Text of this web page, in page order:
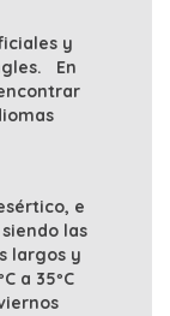
y
En
e
las
largos y
a 35ºC